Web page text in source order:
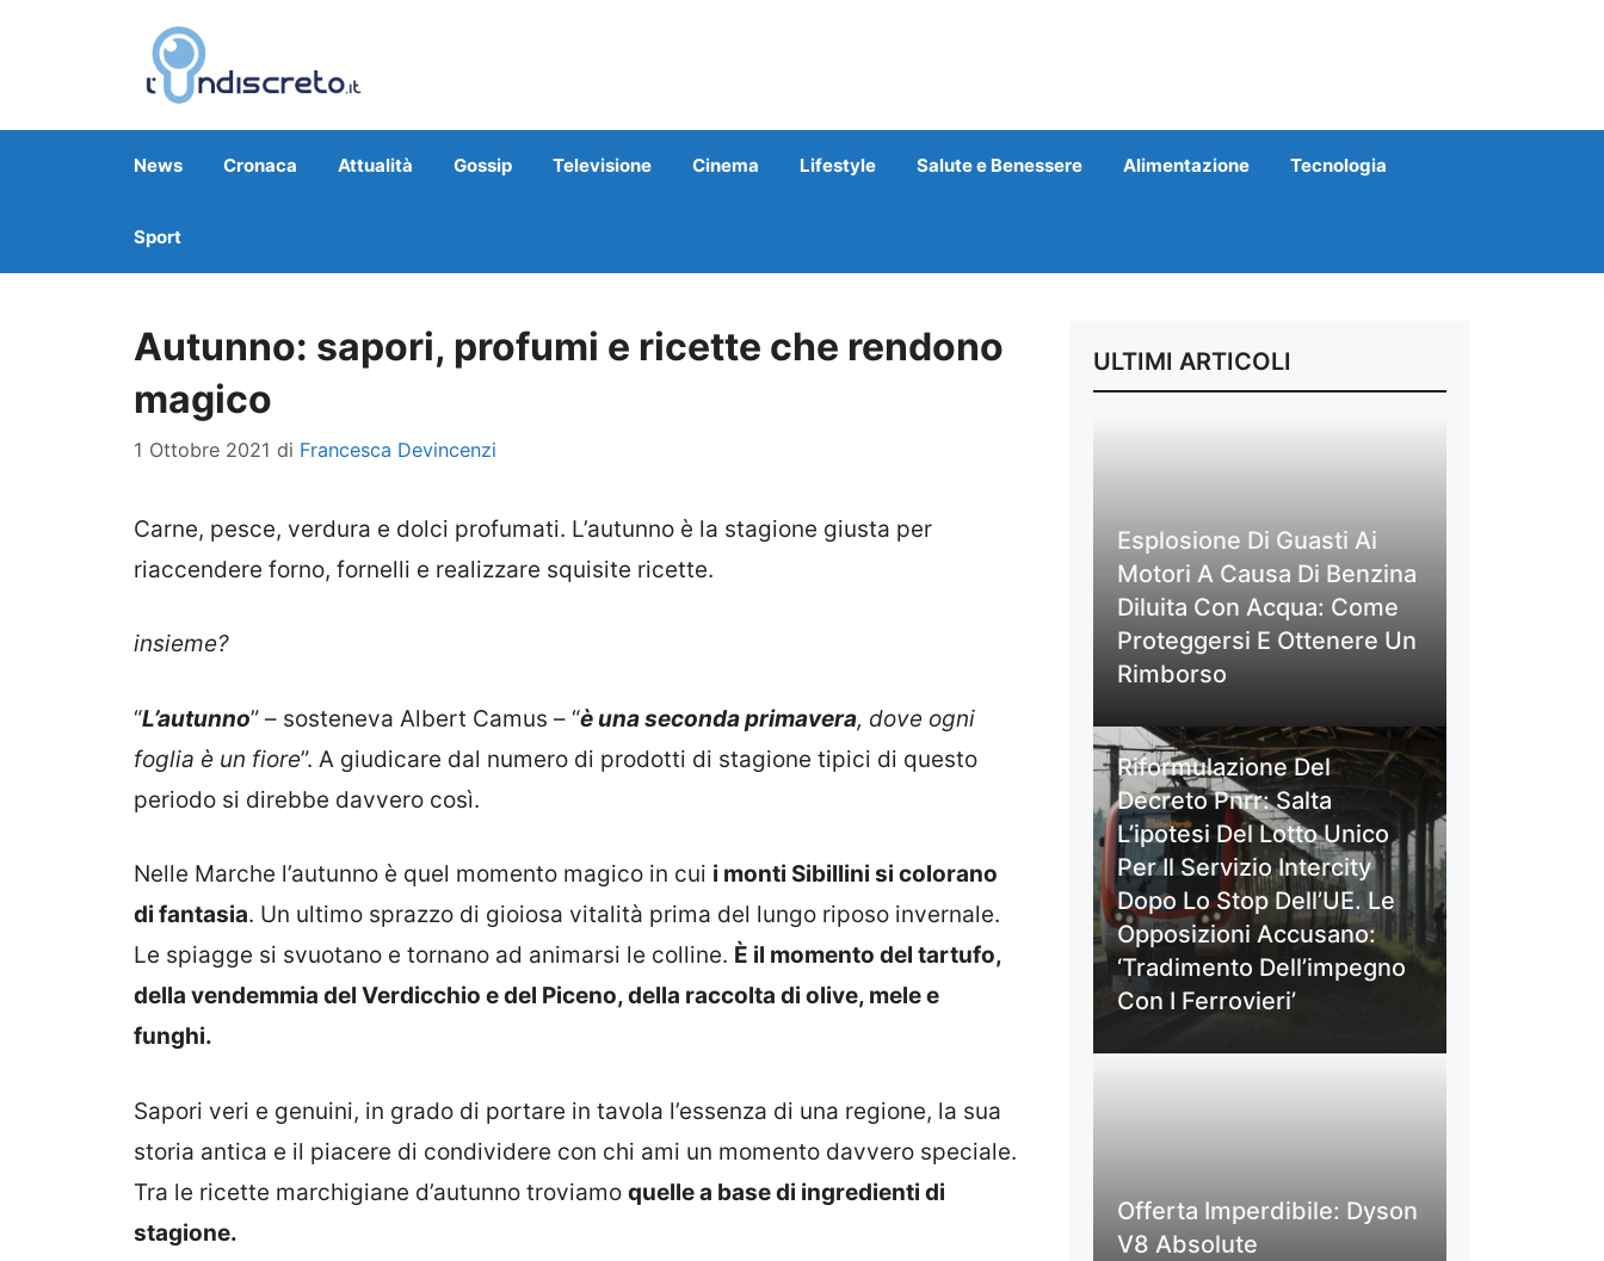
News Cronaca Attualità Gossip Televisione Cinema Lifestyle Salute e Benessere Alimentazione Tecnologia
Sport
Autunno: sapori, profumi e ricette che rendono
magico
1 Ottobre 2021 di Francesca Devincenzi
Carne, pesce, verdura e dolci profumati. L’autunno è la stagione giusta per
riaccendere forno, fornelli e realizzare squisite ricette.
insieme?
“L’autunno” – sosteneva Albert Camus – “è una seconda primavera, dove ogni
foglia è un fiore”. A giudicare dal numero di prodotti di stagione tipici di questo
periodo si direbbe davvero così.
Nelle Marche l’autunno è quel momento magico in cui i monti Sibillini si colorano
di fantasia. Un ultimo sprazzo di gioiosa vitalità prima del lungo riposo invernale.
Le spiagge si svuotano e tornano ad animarsi le colline. È il momento del tartufo,
della vendemmia del Verdicchio e del Piceno, della raccolta di olive, mele e
funghi.
Sapori veri e genuini, in grado di portare in tavola l’essenza di una regione, la sua
storia antica e il piacere di condividere con chi ami un momento davvero speciale.
Tra le ricette marchigiane d’autunno troviamo quelle a base di ingredienti di
stagione.
ULTIMI ARTICOLI
Esplosione Di Guasti Ai
Motori A Causa Di Benzina
Diluita Con Acqua: Come
Proteggersi E Ottenere Un
Rimborso
Riformulazione Del
Decreto Pnrr: Salta
L’ipotesi Del Lotto Unico
Per Il Servizio Intercity
Dopo Lo Stop Dell’UE. Le
Opposizioni Accusano:
‘Tradimento Dell’impegno
Con I Ferrovieri’
Offerta Imperdibile: Dyson
V8 Absolute